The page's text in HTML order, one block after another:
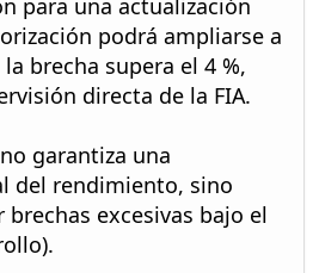
podrá ampliarse a
brecha supera el 4 %,
directa de la FIA.
garantiza una
del rendimiento, sino
excesivas bajo el